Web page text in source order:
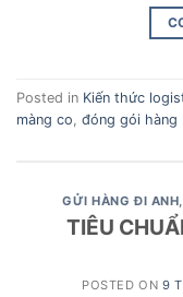
Posted in Kiến thức
màng co đóng gói hàng
GỬI HÀNG ĐI ANH,
TIÊU
POSTED ON 9